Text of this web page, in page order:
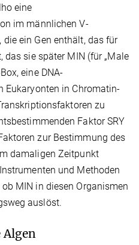
eine
im männlichen V-
ein Gen enthält, das für
das sie später MIN (für „Male
eine DNA-
Eukaryonten in Chromatin-
zu
Faktor SRY
zur Bestimmung des
damaligen Zeitpunkt
und Methoden
MIN in diesen Organismen
auslöst.
Algen